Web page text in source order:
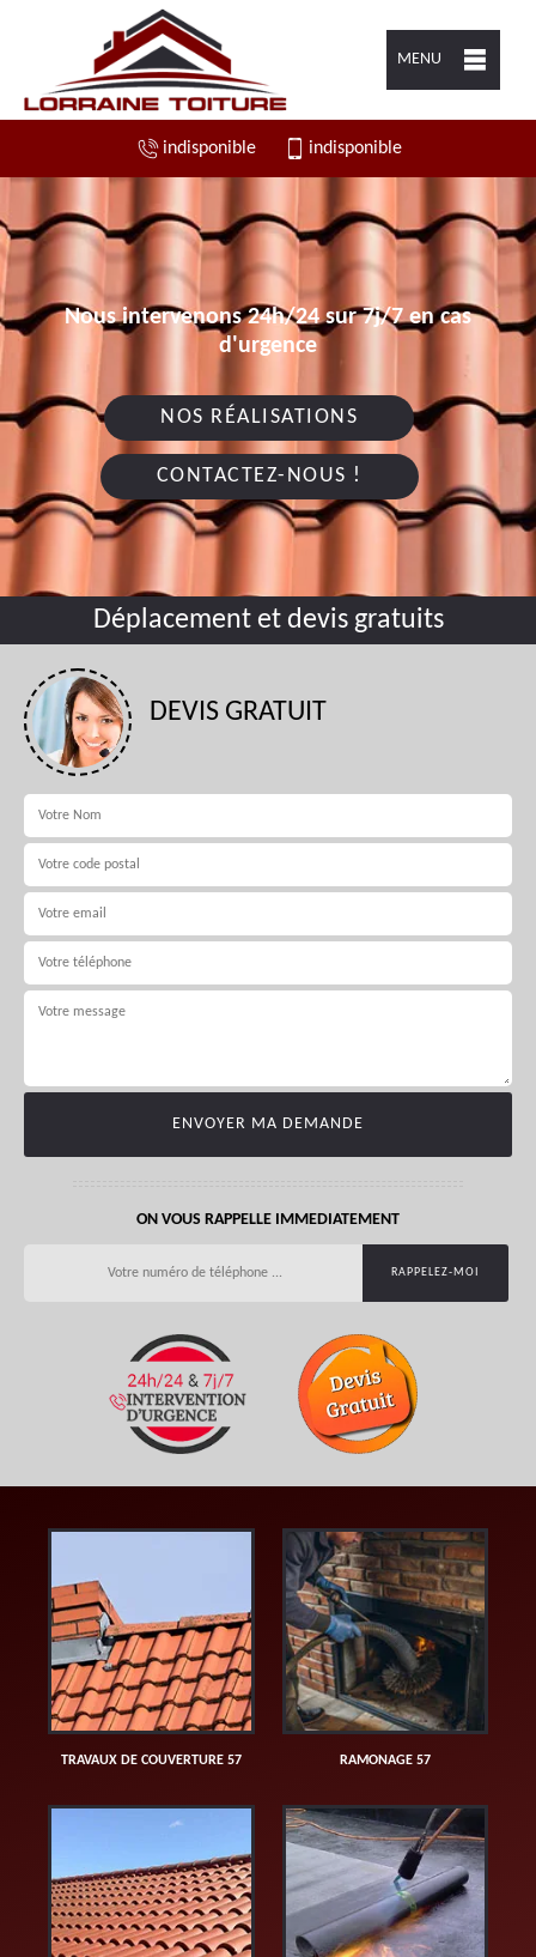
MENU
indisponible indisponible
Nous intervenons 24h/24 sur 7j/7 en cas
d'urgence
NOS RÉALISATIONS
CONTACTEZ-NOUS !
Déplacement et devis gratuits
DEVIS GRATUIT
ON VOUS RAPPELLE IMMEDIATEMENT
TRAVAUX DE COUVERTURE 57 RAMONAGE 57